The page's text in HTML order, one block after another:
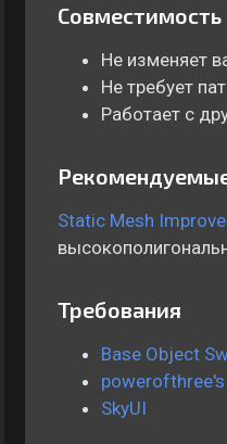
Совместимость
Не изменяет
Не требует
Работает с
Static Mesh
Требования
Base Object
powerofthree's
SkyUI